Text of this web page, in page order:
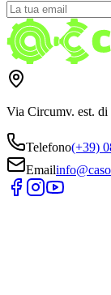
Via Circumv. est.
Telefono(+39)
Email